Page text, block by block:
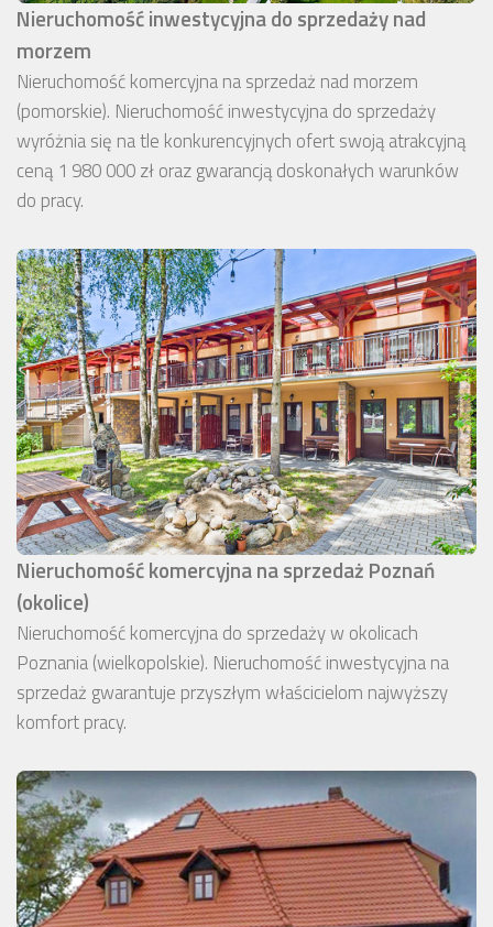
Nieruchomość inwestycyjna do sprzedaży nad
morzem
Nieruchomość komercyjna na sprzedaż nad morzem
(pomorskie). Nieruchomość inwestycyjna do sprzedaży
wyróżnia się na tle konkurencyjnych ofert swoją atrakcyjną
ceną 1 980 000 zł oraz gwarancją doskonałych warunków
do pracy.
Nieruchomość komercyjna na sprzedaż Poznań
(okolice)
Nieruchomość komercyjna do sprzedaży w okolicach
Poznania (wielkopolskie). Nieruchomość inwestycyjna na
sprzedaż gwarantuje przyszłym właścicielom najwyższy
komfort pracy.